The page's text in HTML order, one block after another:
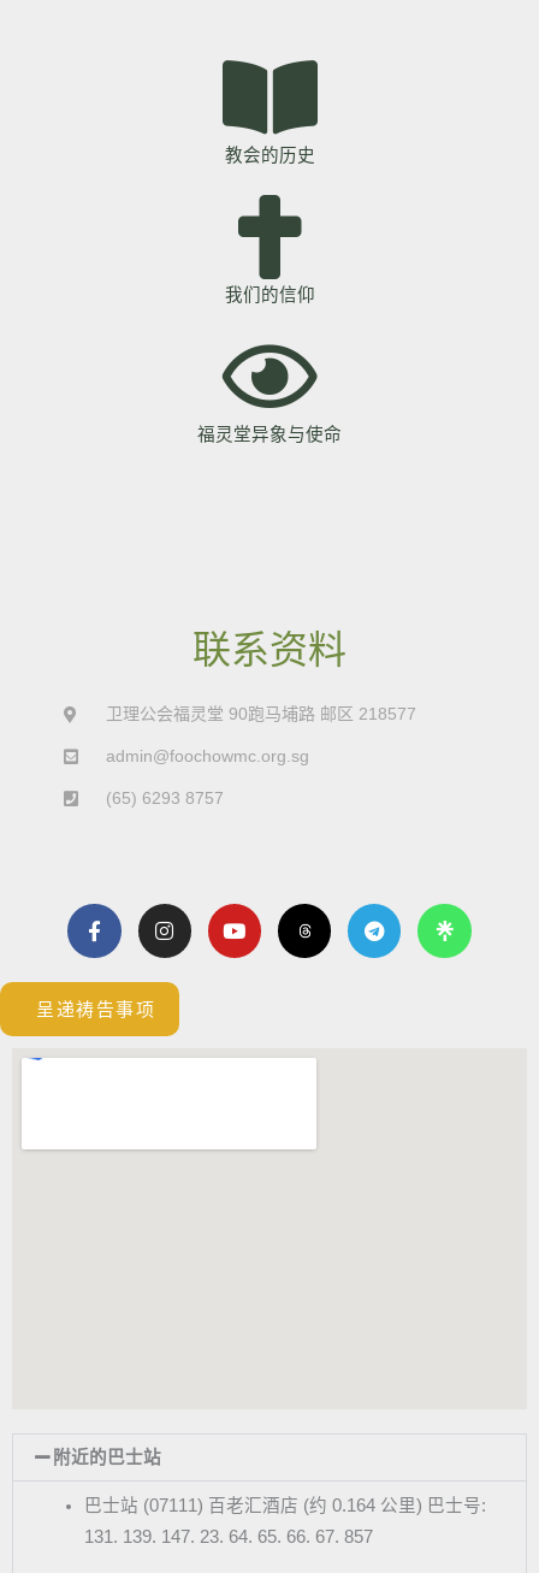
福灵堂异象与使命
我们的信仰
教会的历史
联系资料
卫理公会福灵堂 90跑马埔路 邮区 218577
admin@foochowmc.org.sg
(65) 6293 8757
F
a
c
b
o
o
k
n
s
r
a
Y
o
u
T
e
l
呈递祷告事项
附近的巴士站
巴士站 (07111) 百老汇酒店 (约 0.164 公里) 巴士号:
131. 139. 147. 23. 64. 65. 66. 67. 857